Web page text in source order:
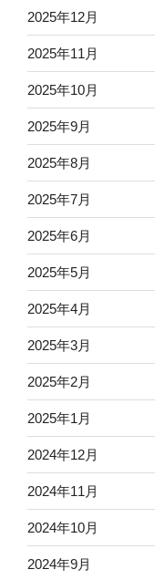
2025年12月
2025年11月
2025年10月
2025年9月
2025年8月
2025年7月
2025年6月
2025年5月
2025年4月
2025年3月
2025年2月
2025年1月
2024年12月
2024年11月
2024年10月
2024年9月